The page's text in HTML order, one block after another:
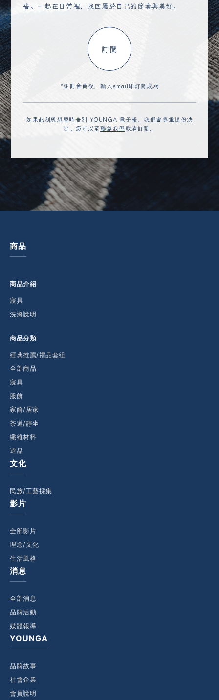
告。一起在日常裡，找回屬於自己的節奏與美好。
訂閱
*註冊會員後，輸入email即訂閱成功
如果此刻您想暫時告別 YOUNGA 電子報，我們會尊重這份決
定。您可以至聯絡我們取消訂閱。
商品
商品介紹
寢具
洗滌說明
商品分類
經典推薦/禮品套組
全部商品
寢具
服飾
家飾/居家
茶道/靜坐
纖維材料
選品
文化
民族/工藝採集
影片
全部影片
理念/文化
生活風格
消息
全部消息
品牌活動
媒體報導
YOUNGA
品牌故事
社會企業
會員說明